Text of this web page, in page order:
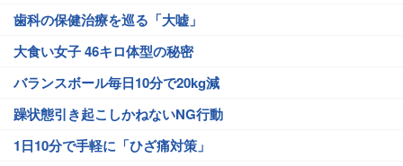
歯科の保健治療を巡る「大嘘」
大食い女子 46キロ体型の秘密
バランスボール毎日10分で20kg減
躁状態引き起こしかねないNG行動
1日10分で手軽に「ひざ痛対策」